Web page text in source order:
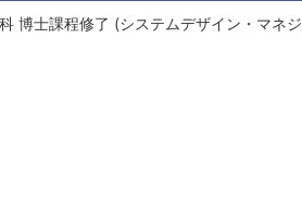
博士課程修了 (システムデザイン・マネジ